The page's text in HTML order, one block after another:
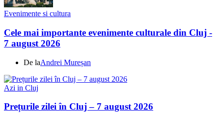
Evenimente si cultura
Cele mai importante evenimente culturale din Cluj -
7 august 2026
De laAndrei Mureșan
Azi in Cluj
Prețurile zilei în Cluj – 7 august 2026